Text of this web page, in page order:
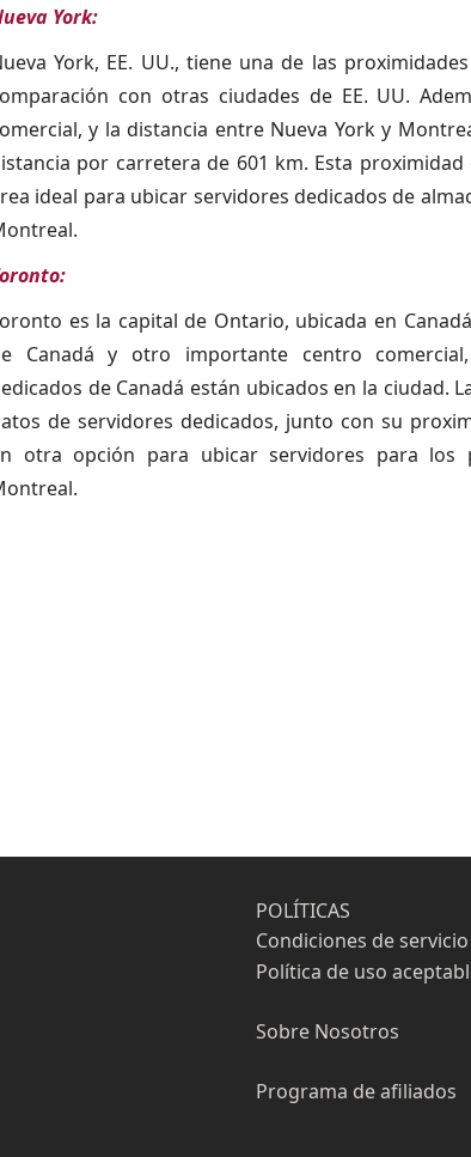
York:
York, EE. UU., tiene una de las
con otras ciudades de EE. UU.
y la distancia entre Nueva York y
por carretera de 601 km. Esta
ideal para ubicar servidores dedicados de
es la capital de Ontario, ubicada en
Canadá y otro importante centro
de Canadá están ubicados en la ciudad.
de servidores dedicados, junto con su
otra opción para ubicar servidores para los
POLÍTICAS
Condiciones de servicio
Política de uso
Sobre Nosotros
Programa de afiliados